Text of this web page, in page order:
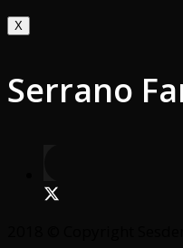
X
Serrano